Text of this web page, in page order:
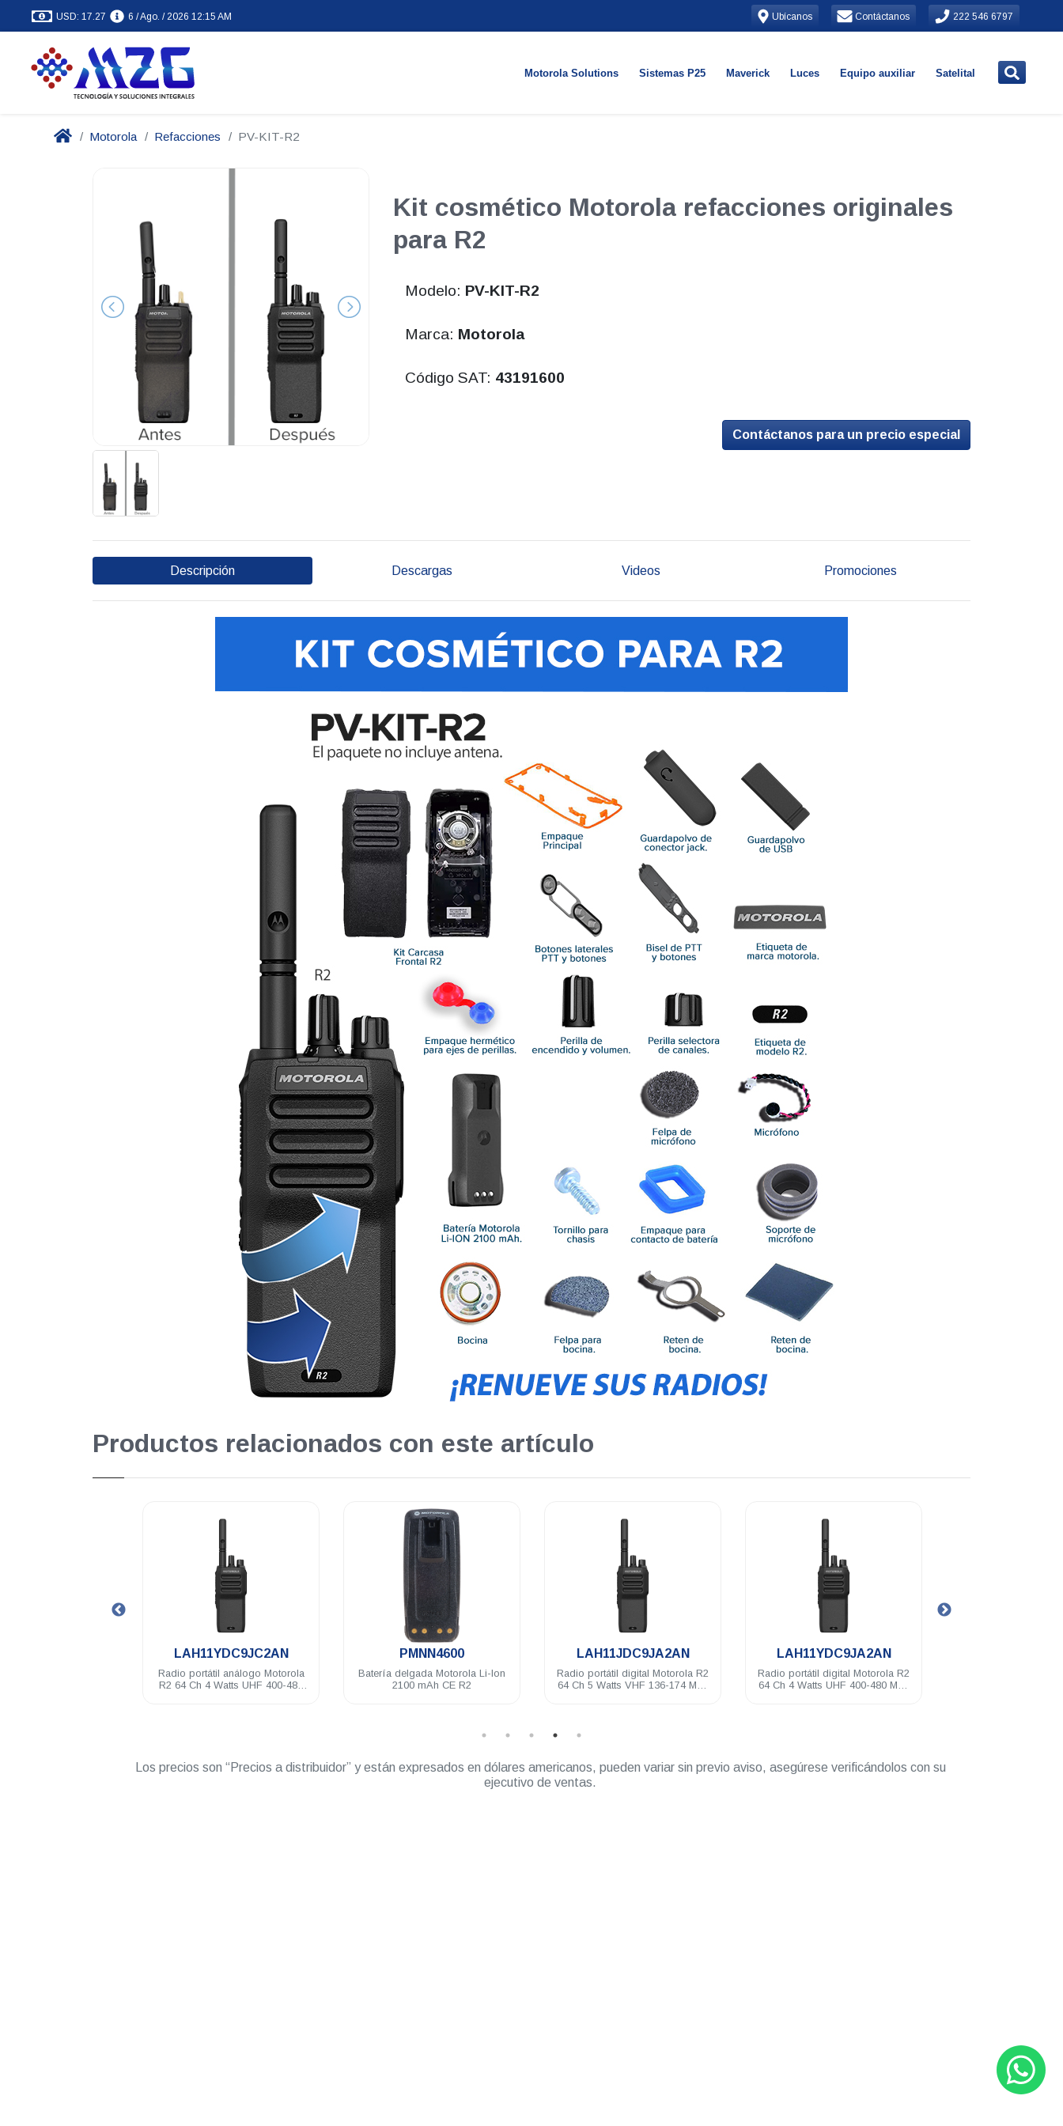
USD: 17.27 6 / Ago. / 2026 12:15 AM Ubícanos Contáctanos 222 546 6797
Motorola Solutions Sistemas P25 Maverick Luces Equipo auxiliar Satelital
Motorola Refacciones PV-KIT-R2
Kit cosmético Motorola refacciones originales
para R2
Modelo: PV-KIT-R2
Marca: Motorola
Código SAT: 43191600
Contáctanos para un precio especial
Descripción Descargas Videos Promociones
Productos relacionados con este artículo
.
LAH11YDC9JC2AN
Radio portátil análogo Motorola
R2 64 Ch 4 Watts UHF 400-480
.
PMNN4600
Batería delgada Motorola Li-Ion
2100 mAh CE R2
.
LAH11JDC9JA2AN
Radio portátil digital Motorola R2
64 Ch 5 Watts VHF 136-174 Mhz
.
LAH11YDC9JA2AN
Radio portátil digital Motorola R2
64 Ch 4 Watts UHF 400-480 Mhz
Los precios son “Precios a distribuidor” y están expresados en dólares americanos, pueden variar sin previo aviso, asegúrese verificándolos con su
ejecutivo de ventas.